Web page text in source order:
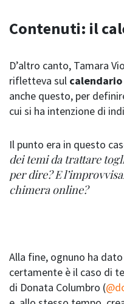
Contenuti: il
D’altro canto, Tamara
rifletteva sul
anche questo, per
cui si ha intenzione di
Il punto era in questo
dei temi da trattare
per dire? E
chimera online?
Alla fine, ognuno ha
certamente è il caso di
di Donata Columbro (